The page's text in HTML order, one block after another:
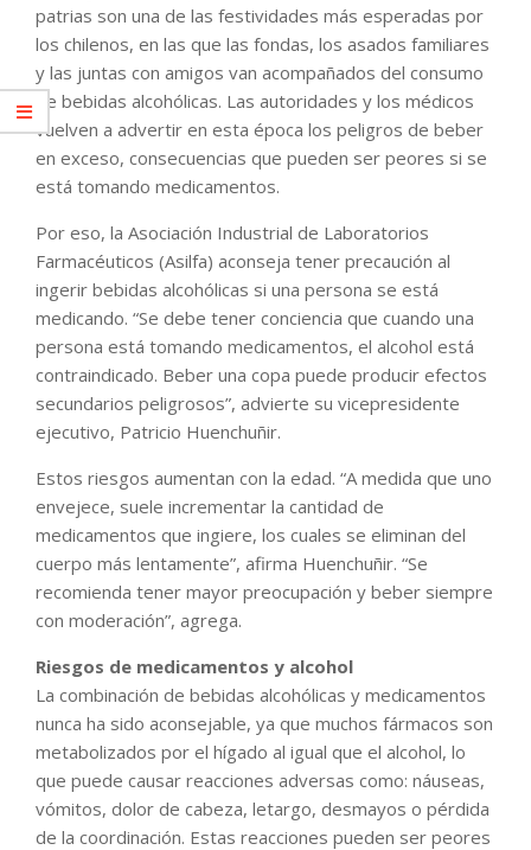
patrias son una de las festividades más esperadas por
los chilenos, en las que las fondas, los asados familiares
y las juntas con amigos van acompañados del consumo
de bebidas alcohólicas. Las autoridades y los médicos
vuelven a advertir en esta época los peligros de beber
en exceso, consecuencias que pueden ser peores si se
está tomando medicamentos.
Por eso, la Asociación Industrial de Laboratorios
Farmacéuticos (Asilfa) aconseja tener precaución al
ingerir bebidas alcohólicas si una persona se está
medicando. “Se debe tener conciencia que cuando una
persona está tomando medicamentos, el alcohol está
contraindicado. Beber una copa puede producir efectos
secundarios peligrosos”, advierte su vicepresidente
ejecutivo, Patricio Huenchuñir.
Estos riesgos aumentan con la edad. “A medida que uno
envejece, suele incrementar la cantidad de
medicamentos que ingiere, los cuales se eliminan del
cuerpo más lentamente”, afirma Huenchuñir. “Se
recomienda tener mayor preocupación y beber siempre
con moderación”, agrega.
Riesgos de medicamentos y alcohol
La combinación de bebidas alcohólicas y medicamentos
nunca ha sido aconsejable, ya que muchos fármacos son
metabolizados por el hígado al igual que el alcohol, lo
que puede causar reacciones adversas como: náuseas,
vómitos, dolor de cabeza, letargo, desmayos o pérdida
de la coordinación. Estas reacciones pueden ser peores